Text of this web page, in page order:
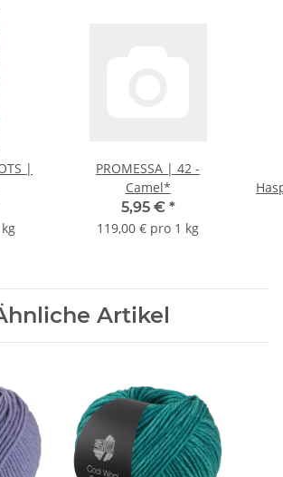
|
Graubraun/Petrol*
PROMESSA | 42 -
Camel*
5,95 € *
119,00 € pro 1 kg
Artikel